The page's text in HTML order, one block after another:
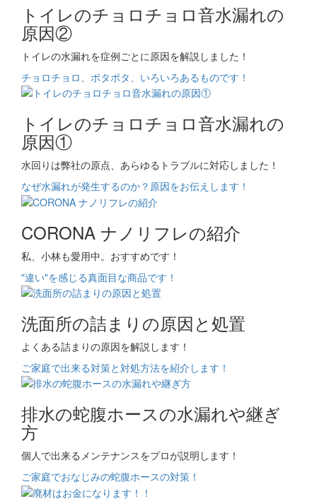
トイレのチョロチョロ音水漏れの
原因②
トイレの水漏れを症例ごとに原因を解説しました！
チョロチョロ、ポタポタ、いろいろあるものです！
トイレのチョロチョロ音水漏れの
原因①
水回りは弊社の原点、あらゆるトラブルに対応しました！
なぜ水漏れが発生するのか？原因をお伝えします！
CORONA ナノリフレの紹介
私、小林も愛用中。おすすめです！
"違い"を感じる真面目な商品です！
洗面所の詰まりの原因と処置
よくある詰まりの原因を解説します！
ご家庭で出来る対策と対処方法を紹介します！
排水の蛇腹ホースの水漏れや継ぎ
方
個人で出来るメンテナンスをプロが説明します！
ご家庭でおなじみの蛇腹ホースの対策！